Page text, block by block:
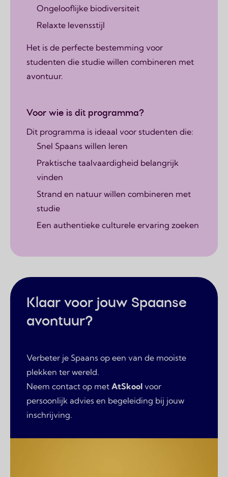
Ongelooflijke biodiversiteit
Relaxte levensstijl
Het is de perfecte bestemming voor
studenten die studie willen combineren met
avontuur.
Voor wie is dit programma?
Dit programma is ideaal voor studenten die:
Snel Spaans willen leren
Praktische taalvaardigheid belangrijk
vinden
Strand en natuur willen combineren met
studie
Een authentieke culturele ervaring zoeken
Klaar voor jouw Spaanse
avontuur?
Verbeter je Spaans op een van de mooiste
plekken ter wereld.
Neem contact op met AtSkool voor
persoonlijk advies en begeleiding bij jouw
inschrijving.